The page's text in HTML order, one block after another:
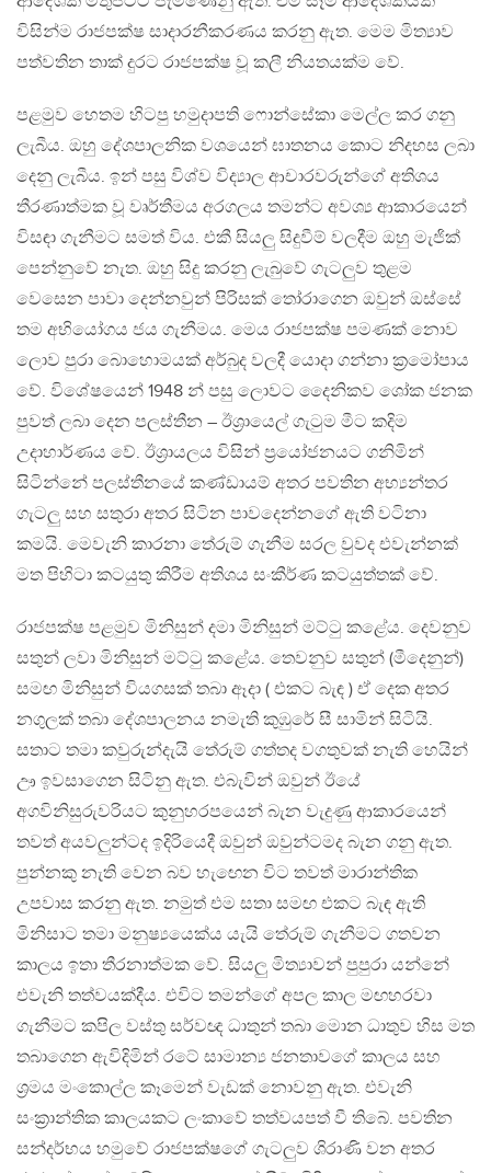
විසින්ම රාජපක්ෂ සාදාරනීකරණය කරනු ඇත. මෙම මිත්‍යාව
පත්වතින තාක් දුරට රාජපක්ෂ වූ කලී නියතයක්ම වේ.
පළමුව හෙතම හිටපු හමුදාපති ෆොන්සේකා මෙල්ල කර ගනු
ලැබීය. ඔහු දේශපාලනික වශයෙන් ඝාතනය කොට නිදහස ලබා
දෙනු ලැබීය. ඉන් පසු විශ්ව විද්‍යාල ආචාරවරුන්ගේ අතිශය
තීරණාත්මක වූ වෘර්තීමය අරගලය තමන්ට අවශ්‍ය ආකාරයෙන්
විසඳා ගැනීමට සමත් විය. එකී සියලු සිදුවීම් වලදීම ඔහු මැජික්
පෙන්නුවේ නැත. ඔහු සිදු කරනු ලැබුවේ ගැටලුව තුළම
වෙසෙන පාවා දෙන්නවුන් පිරිසක් තෝරාගෙන ඔවුන් ඔස්සේ
තම අභියෝගය ජය ගැනීමය. මෙය රාජපක්ෂ පමණක් නොව
ලොව පුරා බොහොමයක් අර්බුද වලදී යොදා ගන්නා ක්‍රමෝපාය
වේ. විශේෂයෙන් 1948 න් පසු ලොවට දෛනිකව ශෝක ජනක
පුවත් ලබා දෙන පලස්තීන – ඊශ්‍රායෙල් ගැටුම මීට කදිම
උදාහාර්ණය වේ. ඊශ්‍රායලය විසින් ප්‍රයෝජනයට ගනිමින්
සිටින්නේ පලස්තීනයේ කණ්ඩායම් අතර පවතින අභ්‍යන්තර
ගැටලු සහ සතුරා අතර සිටින පාවදෙන්නගේ ඇති වටිනා
කමයි. මෙවැනි කාරනා තේරුම් ගැනීම සරල වුවද එවැන්නක්
මත පිහිටා කටයුතු කිරීම අතිශය සංකීර්ණ කටයුත්තක් වේ.
රාජපක්ෂ පළමුව මිනිසුන් දමා මිනිසුන් මට්ටු කළේය. දෙවනුව
සතුන් ලවා මිනිසුන් මට්ටු කළේය. තෙවනුව සතුන් (මීදෙනුන්)
සමඟ මිනිසුන් වියගසක් තබා ඈදා ( එකට බැඳ ) ඒ දෙක අතර
නගුලක් තබා දේශපාලනය නමැති කුඹුරේ සී සාමින් සිටියි.
සතාට තමා කවුරුන්දැයි තේරුම් ගත්තද වගතුවක් නැති හෙයින්
ඌ ඉවසාගෙන සිටිනු ඇත. එබැවින් ඔවුන් ඊයේ
අගවිනිසුරුවරියට කුනුහරපයෙන් බැන වැදුණු ආකාරයෙන්
තවත් අයවලුන්ටද ඉදිරියෙදී ඔවුන් ඔවුන්ටමද බැන ගනු ඇත.
පුන්නකු නැති වෙන බව හැඟෙන විට තවත් මාරාන්තික
උපවාස කරනු ඇත. නමුත් එම සතා සමඟ එකට බැඳ ඇති
මිනිසාට තමා මනුෂ්‍යයෙක්ය යැයි තේරුම් ගැනීමට ගතවන
කාලය ඉතා තීරනාත්මක වේ. සියලු මිත්‍යාවන් පුපුරා යන්නේ
එවැනි තත්වයක්දීය. එවිට තමන්ගේ අපල කාල මඟහරවා
ගැනීමට කපිල වස්තු සර්වඥ ධාතුන් තබා මොන ධාතුව හිස මත
තබාගෙන ඇවිදිමින් රටේ සාමාන්‍ය ජනතාවගේ කාලය සහ
ශ්‍රමය මංකොල්ල කෑමෙන් වැඩක් නොවනු ඇත. එවැනි
සංක්‍රාන්තික කාලයකට ලංකාවේ තත්වයපත් වී තිබේ. පවතින
සන්දර්භය හමුවේ රාජපක්ෂගේ ගැටලුව ශිරාණි වන අතර